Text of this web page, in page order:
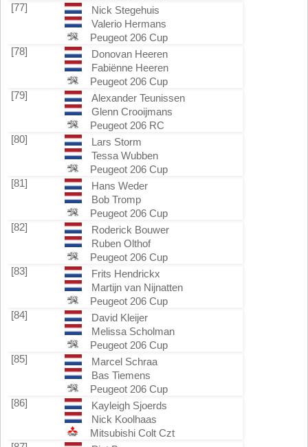
[77]
Nick Stegehuis
Valerio Hermans
Peugeot 206 Cup
[78]
Donovan Heeren
Fabiënne Heeren
Peugeot 206 Cup
[79]
Alexander Teunissen
Glenn Crooijmans
Peugeot 206 RC
[80]
Lars Storm
Tessa Wubben
Peugeot 206 Cup
[81]
Hans Weder
Bob Tromp
Peugeot 206 Cup
[82]
Roderick Bouwer
Ruben Olthof
Peugeot 206 Cup
[83]
Frits Hendrickx
Martijn van Nijnatten
Peugeot 206 Cup
[84]
David Kleijer
Melissa Scholman
Peugeot 206 Cup
[85]
Marcel Schraa
Bas Tiemens
Peugeot 206 Cup
[86]
Kayleigh Sjoerds
Nick Koolhaas
Mitsubishi Colt Czt